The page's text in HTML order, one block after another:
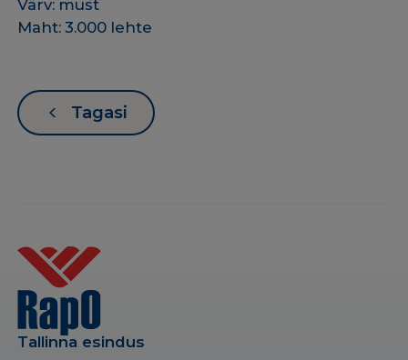
Värv: must
Maht: 3.000 lehte
Tagasi
Tallinna esindus